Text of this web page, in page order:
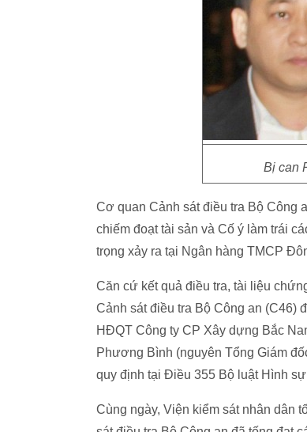
Bị can
Cơ quan Cảnh sát điều tra Bộ Công
chiếm đoạt tài sản và Cố ý làm trái
trọng xảy ra tại Ngân hàng TMCP
Căn cứ kết quả điều tra, tài liệu
Cảnh sát điều tra Bộ Công an (C46)
HĐQT Công ty CP Xây dựng Bắc
Phương Bình (nguyên Tổng Giám
quy định tại Điều 355 Bộ luật Hình
Cùng ngày, Viện kiểm sát nhân dân